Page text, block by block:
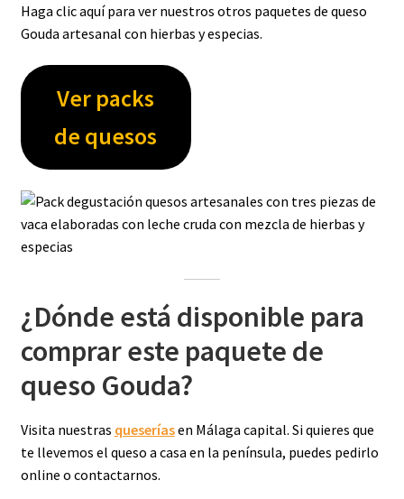
Haga clic aquí para ver nuestros otros paquetes de queso
Gouda artesanal con hierbas y especias.
Ver packs
de quesos
¿Dónde está disponible para
comprar este paquete de
queso Gouda?
Visita nuestras queseríasen Málaga capital. Si quieres que
te llevemos el queso a casa en la península, puedes pedirlo
online o contactarnos.